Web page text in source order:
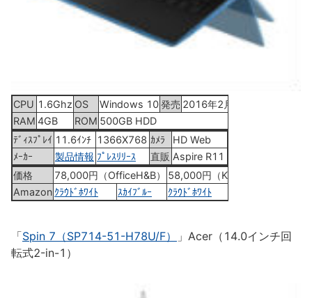
CPU 1.6Ghz OS Windows 10発売 2016年2月19日
RAM 4GB ROM 500GB HDD
ﾃﾞｨｽﾌﾟﾚｲ 11.6ｲﾝﾁ 1366X768 ｶﾒﾗ
HD Web
ﾒｰｶｰ
製品情報 ﾌﾟﾚｽﾘﾘｰｽ 直販 Aspire R11
価格
78,000円（OfficeH&B）
58,000円（KINGSOFT）
Amazon ｸﾗｳﾄﾞﾎﾜｲﾄ ｽｶｲﾌﾞﾙｰ ｸﾗｳﾄﾞﾎﾜｲﾄ
「Spin 7（SP714-51-H78U/F）
」Acer（14.0インチ回
転式2-in-1）